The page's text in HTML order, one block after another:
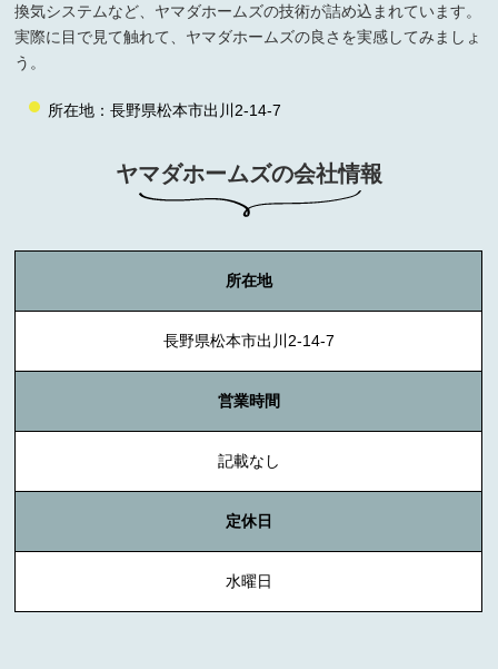
換気システムなど、ヤマダホームズの技術が詰め込まれています。
実際に目で見て触れて、ヤマダホームズの良さを実感してみましょ
う。
所在地：長野県松本市出川2-14-7
ヤマダホームズの会社情報
所在地
長野県松本市出川2-14-7
営業時間
記載なし
定休日
水曜日